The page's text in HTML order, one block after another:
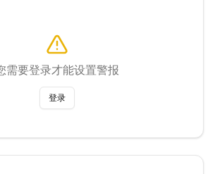
需要登录才能设置警报
登录